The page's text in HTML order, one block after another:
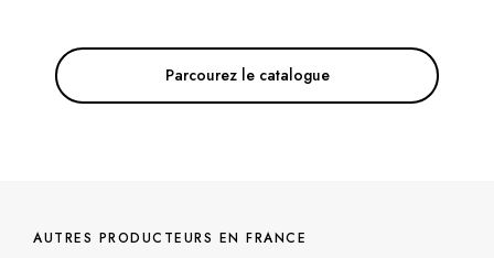
Parcourez le catalogue
AUTRES PRODUCTEURS EN FRANCE